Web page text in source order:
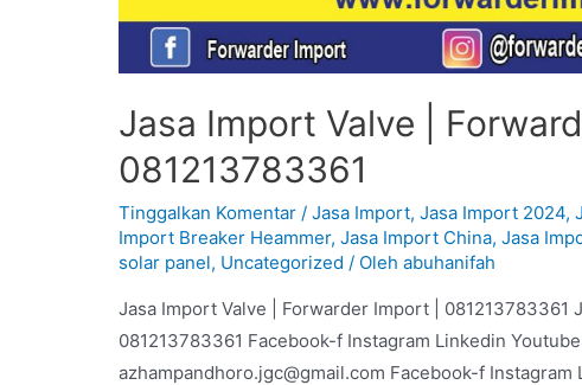
Jasa Import Valve |
081213783361
Tinggalkan Komentar /Jasa Import,Jasa Import 2024,
Import Breaker Heammer,Jasa Import China,Jasa
solar panel, Uncategorized / Olehabuhanifah
Jasa Import Valve | Forwarder Import | 081213783361
081213783361 Facebook-f Instagram Linkedin
azhampandhoro.jgc@gmail.com Facebook-f Instagram